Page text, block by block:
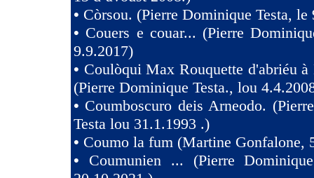
• Còrsou. (Pierre Dominique Testa, le
• Couers e couar... (Pierre
9.9.2017)
• Coulòqui Max Rouquette d'abriéu
(Pierre Dominique Testa., lou
• Coumboscuro deis Arneodo.
Testa lou 31.1.1993 .)
• Coumo la fum (Martine Gonfalone,
• Coumunien ... (Pierre